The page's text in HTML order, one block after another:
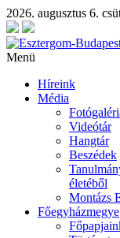
2026. augusztus 6.
Menü
Híreink
Média
Videótár
Hangtár
Beszédek
életéből
Montázs
Főegyházmegye